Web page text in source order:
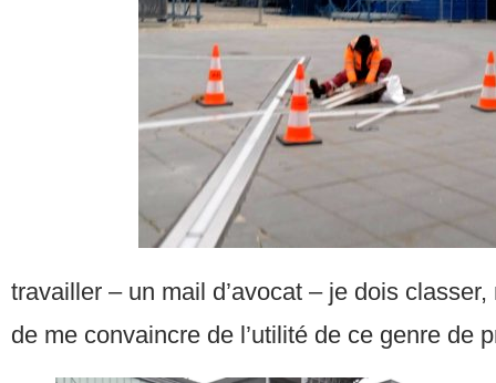
travailler – un mail d’avocat – je dois
de me convaincre de l’utilité de ce genre de